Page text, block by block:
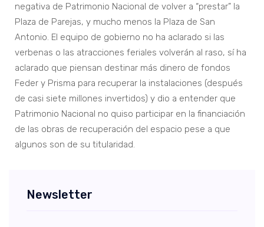
negativa de Patrimonio Nacional de volver a “prestar” la
Plaza de Parejas, y mucho menos la Plaza de San
Antonio. El equipo de gobierno no ha aclarado si las
verbenas o las atracciones feriales volverán al raso, sí ha
aclarado que piensan destinar más dinero de fondos
Feder y Prisma para recuperar la instalaciones (después
de casi siete millones invertidos) y dio a entender que
Patrimonio Nacional no quiso participar en la financiación
de las obras de recuperación del espacio pese a que
algunos son de su titularidad.
Newsletter